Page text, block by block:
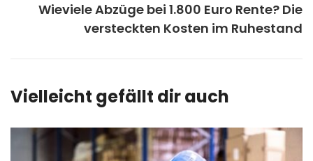
Wieviele Abzüge bei 1.800 Euro Rente? Die
versteckten Kosten im Ruhestand
Vielleicht gefällt dir auch